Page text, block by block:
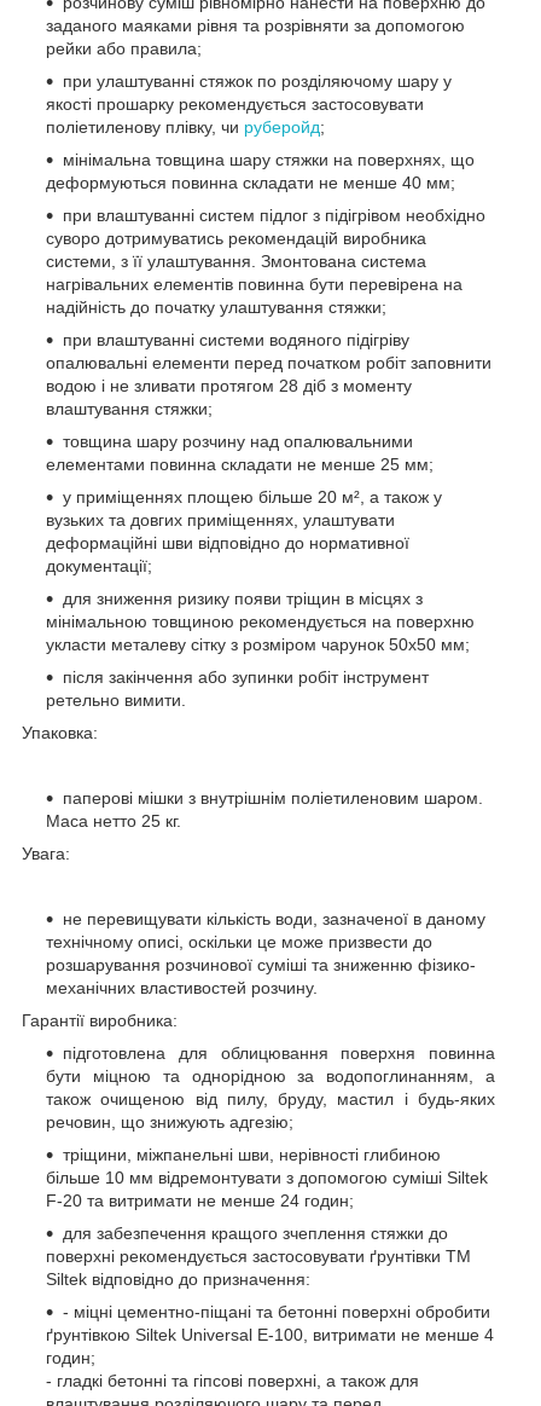
заданого маяками рівня та розрівняти за допомогою
рейки або правила;
при улаштуванні стяжок по розділяючому шару у
якості прошарку рекомендується застосовувати
поліетиленову плівку, чи руберойд;
мінімальна товщина шару стяжки на поверхнях, що
деформуються повинна складати не менше 40 мм;
при влаштуванні систем підлог з підігрівом необхідно
суворо дотримуватись рекомендацій виробника
системи, з її улаштування. Змонтована система
нагрівальних елементів повинна бути перевірена на
надійність до початку улаштування стяжки;
при влаштуванні системи водяного підігріву
опалювальні елементи перед початком робіт заповнити
водою і не зливати протягом 28 діб з моменту
влаштування стяжки;
товщина шару розчину над опалювальними
елементами повинна складати не менше 25 мм;
у приміщеннях площею більше 20 м², а також у
вузьких та довгих приміщеннях, улаштувати
деформаційні шви відповідно до нормативної
документації;
для зниження ризику появи тріщин в місцях з
мінімальною товщиною рекомендується на поверхню
укласти металеву сітку з розміром чарунок 50х50 мм;
після закінчення або зупинки робіт інструмент
ретельно вимити.
Упаковка:
паперові мішки з внутрішнім поліетиленовим шаром.
Маса нетто 25 кг.
Увага:
не перевищувати кількість води, зазначеної в даному
технічному описі, оскільки це може призвести до
розшарування розчинової суміші та зниженню фізико-
механічних властивостей розчину.
Гарантії виробника:
підготовлена для облицювання поверхня повинна
бути міцною та однорідною за водопоглинанням, а
також очищеною від пилу, бруду, мастил і будь-яких
речовин, що знижують адгезію;
тріщини, міжпанельні шви, нерівності глибиною
більше 10 мм відремонтувати з допомогою суміші Siltek
F-20 та витримати не менше 24 годин;
для забезпечення кращого зчеплення стяжки до
поверхні рекомендується застосовувати ґрунтівки ТМ
Siltek відповідно до призначення:
- міцні цементно-піщані та бетонні поверхні обробити
ґрунтівкою Siltek Universal E-100, витримати не менше 4
годин;
- гладкі бетонні та гіпсові поверхні, а також для